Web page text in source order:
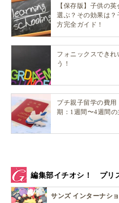
よってもかわってきます。
Well done! 先生からの
ディングのやる気アッ
ここでは、ORTレッスンをは
ジを紹介します。
担任の先生がかわって、半
先生がレッスンを行ったの
とりの習熟度を見守ることが
です。
【保存版】子供の
選ぶ？その効果は
方完全ガイド！
フォニックスできれ
う！
プチ親子留学の費
期：1週間〜4週間の
編集部イチオシ！ プリ
サンズ インターナシ